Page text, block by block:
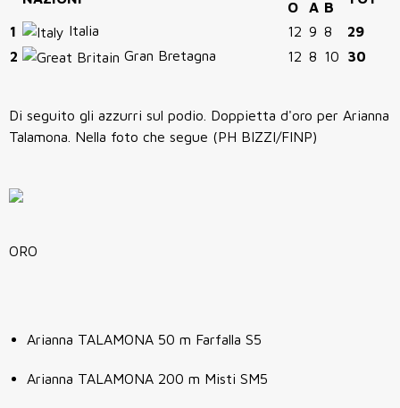
O A B
1 Italia 12 9 8
29
2
Gran Bretagna 12 8 10 30
Di seguito gli azzurri sul podio. Doppietta d'oro per Arianna
Talamona. Nella foto che segue (PH BIZZI/FINP)
ORO
Arianna TALAMONA 50 m Farfalla S5
Arianna TALAMONA 200 m Misti SM5